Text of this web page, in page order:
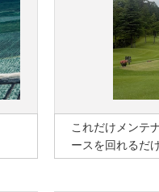
これだけメンテ
ースを回れるだ